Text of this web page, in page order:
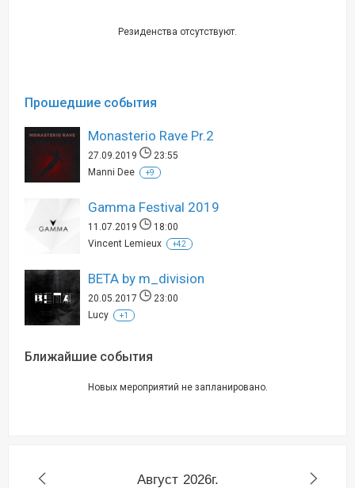
Резиденства отсутствуют.
Прошедшие события
Monasterio Rave Pr.2
27.09.2019
23:55
Manni Dee
+9
Gamma Festival 2019
11.07.2019
18:00
Vincent Lemieux
+42
BETA by m_division
20.05.2017
23:00
Lucy
+1
Ближайшие события
Новых мероприятий не запланировано.
Август 2026г.